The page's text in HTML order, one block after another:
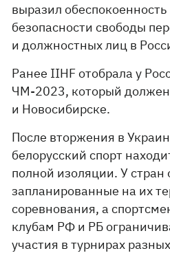
выразил обеспокоенность
безопасности свободы
и должностных лиц в
Ранее IIHF отобрала у
ЧМ-2023, который
и Новосибирске.
После вторжения в
белорусский спорт
полной изоляции. У стран
запланированные на их
соревнования, а
клубам РФ и РБ
участия в турнирах